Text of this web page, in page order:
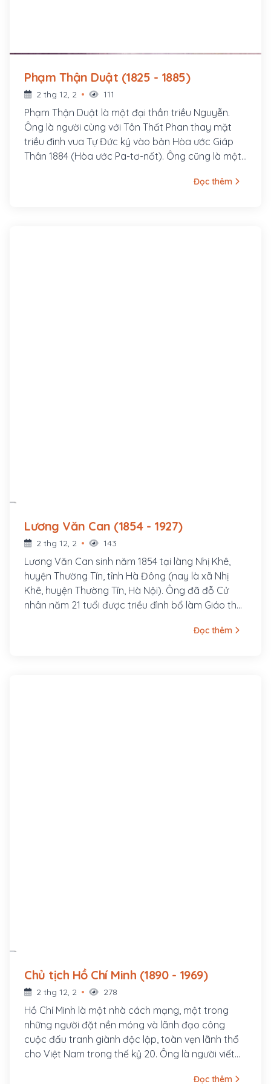
Phạm Thận Duật (1825 - 1885)
2 thg 12, 2 111
Phạm Thận Duật là một đại thần triều Nguyễn.
Ông là người cùng với Tôn Thất Phan thay mặt
triều đình vua Tự Đức ký vào bản Hòa ước Giáp
Thân 1884 (Hòa ước Pa-tơ-nốt). Ông cũng là một
tài Quốc sử quán kiêm quản Quốc tử giám, là
Đọc thêm
Lương Văn Can (1854 - 1927)
2 thg 12, 2 143
Lương Văn Can sinh năm 1854 tại làng Nhị Khê,
huyện Thường Tín, tỉnh Hà Đông (nay là xã Nhị
Khê, huyện Thường Tín, Hà Nội). Ông đã đỗ Cử
nhân năm 21 tuổi được triều đình bổ làm Giáo thụ
Đọc thêm
Chủ tịch Hồ Chí Minh (1890 - 1969)
2 thg 12, 2 278
Hồ Chí Minh là một nhà cách mạng, một trong
những người đặt nền móng và lãnh đạo công
cuộc đấu tranh giành độc lập, toàn vẹn lãnh thổ
cho Việt Nam trong thế kỷ 20. Ông là người viết
Đọc thêm